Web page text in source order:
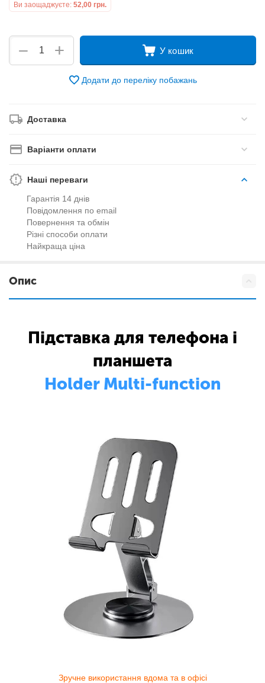
Ви заощаджуєте: 52,00 грн.
+
− У кошик
Додати до переліку побажань
Доставка
Варіанти оплати
Наші переваги
Гарантія 14 днів
Повідомлення по email
Повернення та обмін
Різні способи оплати
Найкраща ціна
Опис
Підставка для телефона і
планшета
Holder Multi-function
Зручне використання вдома та в офісі